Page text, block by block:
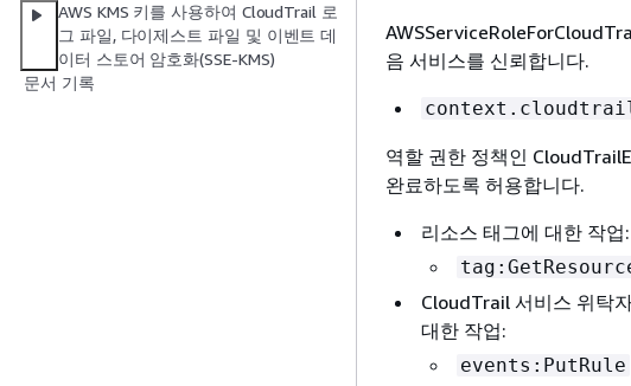
AWS KMS 키를 사용하여 CloudTrail 로
그 파일, 다이제스트 파일 및 이벤트 데
이터 스토어 암호화(SSE-KMS)
문서 기록
음 서비스를 신뢰합니다.
역할 권한 정책인
완료하도록 허용합니다.
리소스 태그에 대한 작업:
CloudTrail 서비스 위탁
대한 작업:
events:PutRule